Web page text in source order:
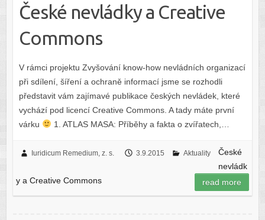
České nevládky a Creative
Commons
V rámci projektu Zvyšování know-how nevládních organizací
při sdílení, šíření a ochraně informací jsme se rozhodli
představit vám zajímavé publikace českých nevládek, které
vychází pod licencí Creative Commons. A tady máte první
várku
1. ATLAS MASA: Příběhy a fakta o zvířatech,…
Iuridicum Remedium, z. s. 3.9.2015 Aktuality
České
nevládk
y a Creative Commons
read more